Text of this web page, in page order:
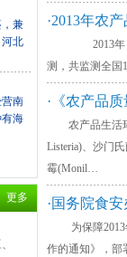
兼
北
南
海
更多
·2013年农
2013年，农业
测，共监测全国
·《农产品
农产品生活环
Listeria)、沙门
霉(Monil…
·国务院食
为保障2013年
作的通知》，部